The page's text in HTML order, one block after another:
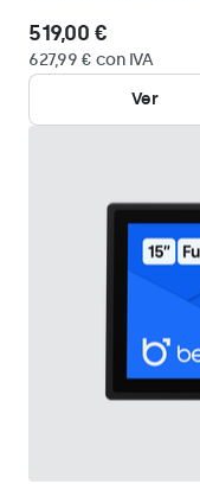
519,00 €
627,99 € con IVA
Ver